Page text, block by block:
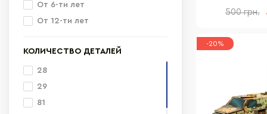
От 6-ти лет
От 12-ти лет
КОЛИЧЕСТВО ДЕТАЛЕЙ
28
29
81
500 грн.
-20%